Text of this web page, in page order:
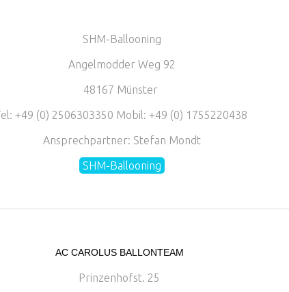
SHM-Ballooning
Angelmodder Weg 92
48167 Münster
+49 (0) 2506303350 Mobil: +49 (0) 1755220438
Ansprechpartner: Stefan Mondt
SHM-Ballooning
AC CAROLUS BALLONTEAM
Prinzenhofst. 25